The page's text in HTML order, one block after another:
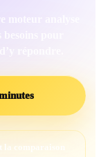
moteur analyse
pour
répondre.
la comparaison